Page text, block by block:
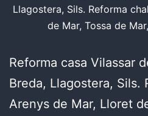
Llagostera, Sils. Reforma
de Mar, Tossa de
Reforma casa Vilassar
Breda, Llagostera, Sils.
Arenys de Mar, Lloret